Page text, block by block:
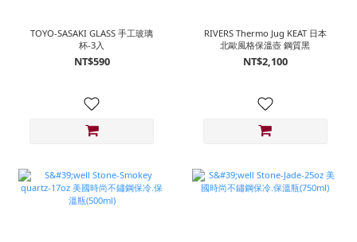
TOYO-SASAKI GLASS 手工玻璃
杯-3入
NT$590
RIVERS Thermo Jug KEAT 日本
北歐風格保溫壺 鋼質黑
NT$2,100